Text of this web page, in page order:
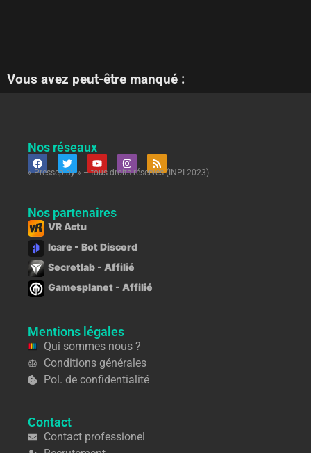
Vous avez peut-être manqué :
Nos réseaux
« Presseplay » – tous droits réservés (INPI 2023)
Nos partenaires
VR Actu
Icare - Bot Discord
Secretlab - Affilié
Gamesplanet - Affilié
Mentions légales
Qui sommes nous ?
Conditions générales
Pol. de confidentialité
Contact
Contact professionel